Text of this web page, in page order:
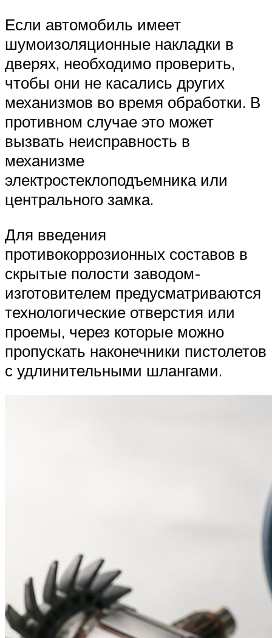
Если автомобиль имеет
шумоизоляционные накладки в
дверях, необходимо проверить,
чтобы они не касались других
механизмов во время обработки. В
противном случае это может
вызвать неисправность в
механизме
электростеклоподъемника или
центрального замка.
Для введения
противокоррозионных составов в
скрытые полости заводом-
изготовителем предусматриваются
технологические отверстия или
проемы, через которые можно
пропускать наконечники пистолетов
с удлинительными шлангами.